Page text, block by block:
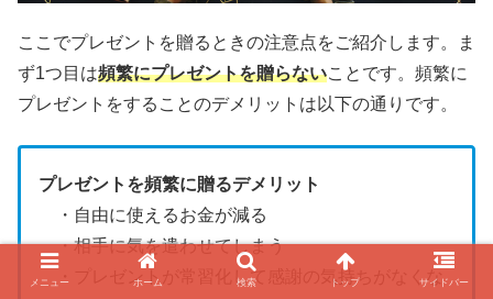
ここでプレゼントを贈るときの注意点をご紹介します。ま
ず1つ目は頻繁にプレゼントを贈らないことです。頻繁に
プレゼントをすることのデメリットは以下の通りです。
プレゼントを頻繁に贈るデメリット
・自由に使えるお金が減る
・相手に気を遣わせてしまう
・プレゼントが常習化して感謝の気持ちがなくな
メニュー ホーム 検索 トップ サイドバー